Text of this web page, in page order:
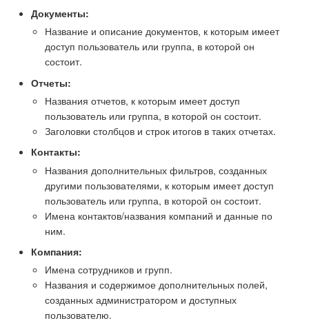
Документы:
Название и описание документов, к которым имеет
доступ пользователь или группа, в которой он
состоит.
Отчеты:
Названия отчетов, к которым имеет доступ
пользователь или группа, в которой он состоит.
Заголовки столбцов и строк итогов в таких отчетах.
Контакты:
Названия дополнительных фильтров, созданных
другими пользователями, к которым имеет доступ
пользователь или группа, в которой он состоит.
Имена контактов/названия компаний и данные по
ним.
Компания:
Имена сотрудников и групп.
Названия и содержимое дополнительных полей,
созданных администратором и доступных
пользователю.